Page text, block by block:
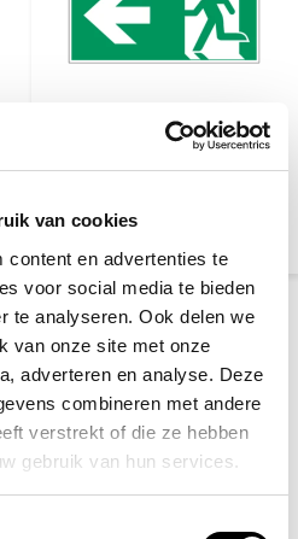
van cookies
content en advertenties te
voor social media te bieden
te analyseren. Ook delen we
van onze site met onze
adverteren en analyse. Deze
combineren met andere
verstrekt of die ze hebben
gebruik van hun services.
Nooduitgang naar links
4,10